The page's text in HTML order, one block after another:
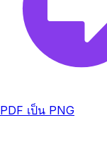
PDF เป็น PNG